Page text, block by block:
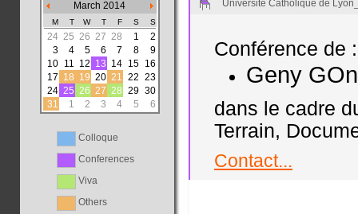
March 2014
M T W T F S S
24 25 26 27 28 1
2
3
4 5 6 7 8
9
10 11 12 13 14 15 16
17 18 19 20 21 22 23
24 25 26 27 28 29 30
31
1 2 3 4 5 6
Colloque
Conferences
Viva
Others
Université Catholique de
Conférence de :
Geny
dans le cadre
Terrain,
Contact...